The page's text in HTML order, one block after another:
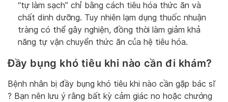
“tự làm sạch” chỉ bằng cách tiêu hóa thức ăn và
chất dinh dưỡng. Tuy nhiên lạm dụng thuốc nhuận
tràng có thể gây nghiện, đồng thời làm giảm khả
năng tự vận chuyển thức ăn của hệ tiêu hóa.
Đầy bụng khó tiêu khi nào cần đi khám?
Bệnh nhân bị đầy bụng khó tiêu khi nào cần gặp bác sĩ
? Bạn nên lưu ý rằng bất kỳ cảm giác no hoặc chướng